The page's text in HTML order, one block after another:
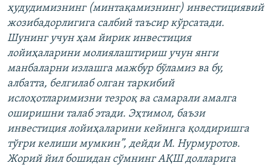
ҳудудимизнинг (минтақамизнинг) инвестициявий
жозибадорлигига салбий таъсир кўрсатади.
Шунинг учун ҳам йирик инвестиция
лойиҳаларини молиялаштириш учун янги
манбаларни излашга мажбур бўламиз ва бу,
албатта, белгилаб олган таркибий
ислоҳотларимизни тезроқ ва самарали амалга
оширишни талаб этади. Эҳтимол, баъзи
инвестиция лойиҳаларини кейинга қолдиришга
тўғри келиши мумкин”, дейди М. Нурмуротов.
Жорий йил бошидан сўмнинг АҚШ долларига